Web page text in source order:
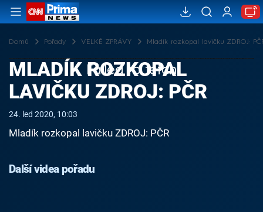
Domů Pořady VELKÉ ZPRÁVY Mladík rozkopal lavičku ZDROJ:
Failed to fetch
MLADÍK ROZKOPAL
LAVIČKU ZDROJ: PČR
24. led 2020, 10:03
Mladík rozkopal lavičku ZDROJ: PČR
Další videa pořadu